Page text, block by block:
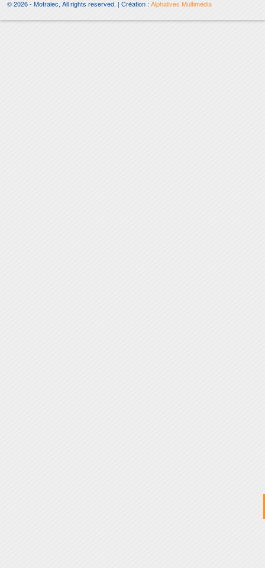
© 2026 - Motralec, All rights reserved. | Création :Alphalives Multimédia